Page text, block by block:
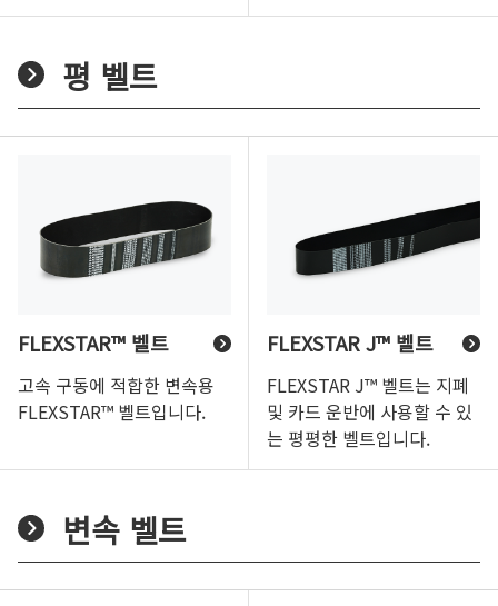
평 벨트
FLEXSTAR™ 벨트
고속 구동에 적합한 변속용
FLEXSTAR™ 벨트입니다.
FLEXSTAR J™ 벨트
FLEXSTAR J™ 벨트는 지폐
및 카드 운반에 사용할 수 있
는 평평한 벨트입니다.
변속 벨트